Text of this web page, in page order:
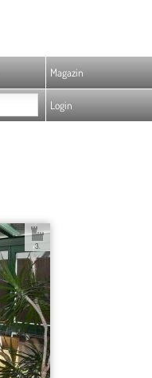
Magazin
Login
3.